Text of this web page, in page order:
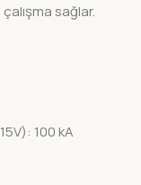
sağlar.
100 kA